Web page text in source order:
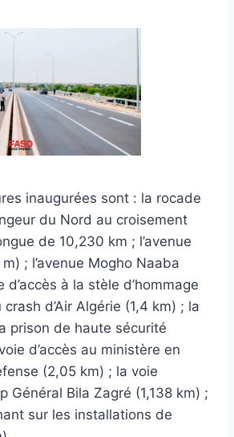
inaugurées sont : la rocade
du Nord au croisement
de 10,230 km ; l’avenue
; l’avenue Mogho Naaba
d’accès à la stèle d’hommage
d’Air Algérie (1,4 km) ; la
prison de haute sécurité
d’accès au ministère en
(2,05 km) ; la voie
Général Bila Zagré (1,138 km) ;
sur les installations de